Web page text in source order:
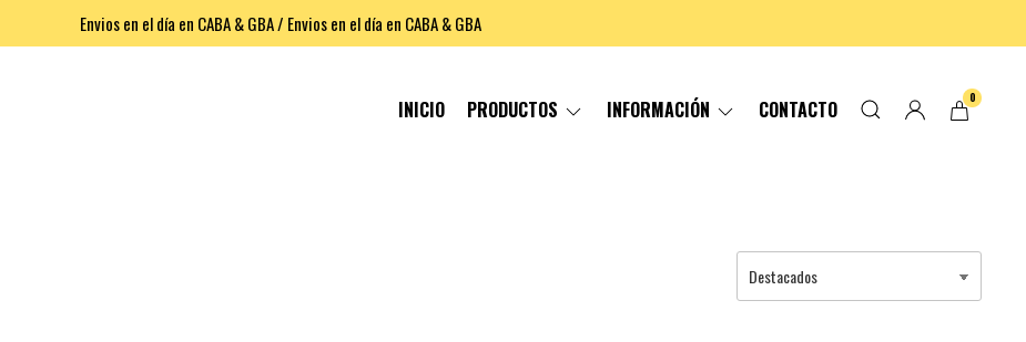
Envios en el día en CABA & GBA / Envios en el día en CABA & GBA
INICIO PRODUCTOS INFORMACIÓN CONTACTO 0